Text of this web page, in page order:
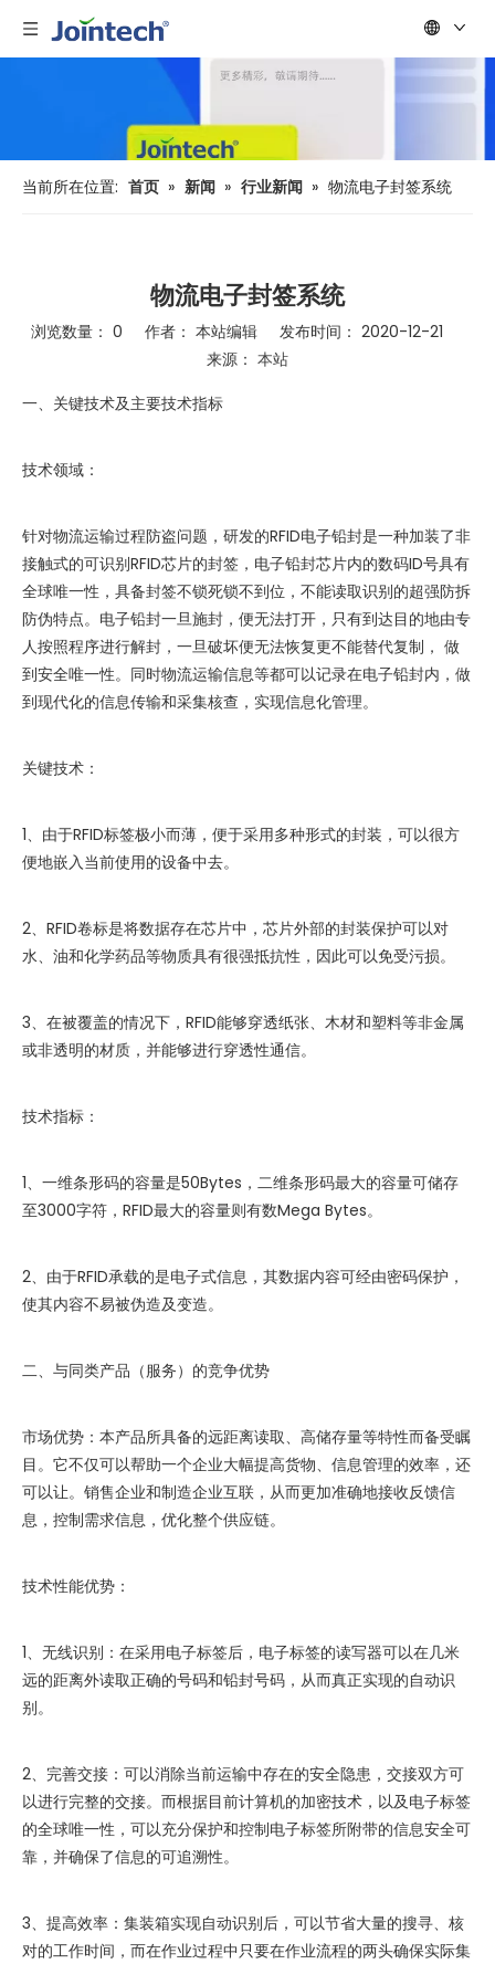
当前所在位置: 首页 » 新闻 » 行业新闻 » 物流电子封签系统
物流电子封签系统
浏览数量： 0 作者： 本站编辑 发布时间： 2020-12-21
来源： 本站
["wechat","weibo","qzone","douban","email"]
一、关键技术及主要技术指标
技术领域：
针对物流运输过程防盗问题，研发的RFID电子铅封是一种加装了非
接触式的可识别RFID芯片的封签，电子铅封芯片内的数码ID号具有
全球唯一性，具备封签不锁死锁不到位，不能读取识别的超强防拆
防伪特点。电子铅封一旦施封，便无法打开，只有到达目的地由专
人按照程序进行解封，一旦破坏便无法恢复更不能替代复制， 做
到安全唯一性。同时物流运输信息等都可以记录在电子铅封内，做
到现代化的信息传输和采集核查，实现信息化管理。
关键技术：
1、由于RFID标签极小而薄，便于采用多种形式的封装，可以很方
便地嵌入当前使用的设备中去。
2、RFID卷标是将数据存在芯片中，芯片外部的封装保护可以对
水、油和化学药品等物质具有很强抵抗性，因此可以免受污损。
3、在被覆盖的情况下，RFID能够穿透纸张、木材和塑料等非金属
或非透明的材质，并能够进行穿透性通信。
技术指标：
1、一维条形码的容量是50Bytes，二维条形码最大的容量可储存
至3000字符，RFID最大的容量则有数Mega Bytes。
2、由于RFID承载的是电子式信息，其数据内容可经由密码保护，
使其内容不易被伪造及变造。
二、与同类产品（服务）的竞争优势
市场优势：本产品所具备的远距离读取、高储存量等特性而备受瞩
目。它不仅可以帮助一个企业大幅提高货物、信息管理的效率，还
可以让。销售企业和制造企业互联，从而更加准确地接收反馈信
息，控制需求信息，优化整个供应链。
技术性能优势：
1、无线识别：在采用电子标签后，电子标签的读写器可以在几米
远的距离外读取正确的号码和铅封号码，从而真正实现的自动识
别。
2、完善交接：可以消除当前运输中存在的安全隐患，交接双方可
以进行完整的交接。而根据目前计算机的加密技术，以及电子标签
的全球唯一性，可以充分保护和控制电子标签所附带的信息安全可
靠，并确保了信息的可追溯性。
3、提高效率：集装箱实现自动识别后，可以节省大量的搜寻、核
对的工作时间，而在作业过程中只要在作业流程的两头确保实际集